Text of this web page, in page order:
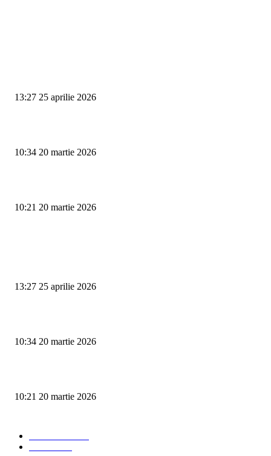
13:27 25 aprilie 2026
10:34 20 martie 2026
10:21 20 martie 2026
13:27 25 aprilie 2026
10:34 20 martie 2026
10:21 20 martie 2026